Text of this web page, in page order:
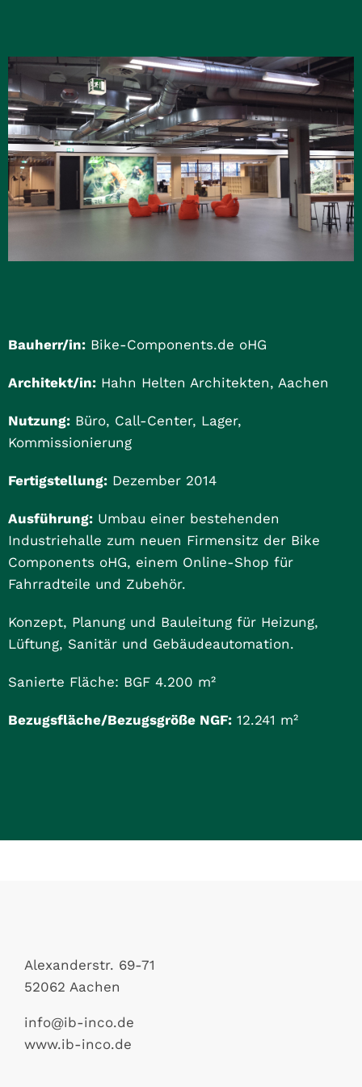
Bauherr/in:Bike-Components.de oHG
Architekt/in:Hahn Helten Architekten, Aachen
Nutzung:Büro, Call-Center, Lager,
Kommissionierung
Fertigstellung:Dezember 2014
Ausführung:Umbau einer bestehenden
Industriehalle zum neuen Firmensitz der Bike
Components oHG, einem Online-Shop für
Fahrradteile und Zubehör.
Konzept, Planung und Bauleitung für Heizung,
Lüftung, Sanitär und Gebäudeautomation.
Sanierte Fläche: BGF 4.200 m²
Bezugsfläche/Bezugsgröße NGF:12.241 m²
Alexanderstr. 69-71
52062 Aachen
info@ib-inco.de
www.ib-inco.de